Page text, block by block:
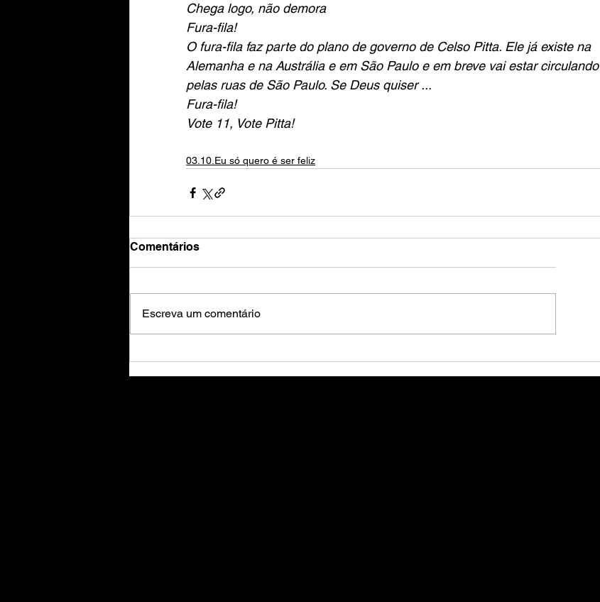
Chega logo, não demora
Fura-fila!
O fura-fila faz parte do plano de governo de Celso Pitta. Ele já existe na
Alemanha e na Austrália e em São Paulo e em breve vai estar circulando
pelas ruas de São Paulo. Se Deus quiser ...
Fura-fila!
Vote 11, Vote Pitta!
03.10.Eu só quero é ser feliz
Comentários
Escreva um comentário